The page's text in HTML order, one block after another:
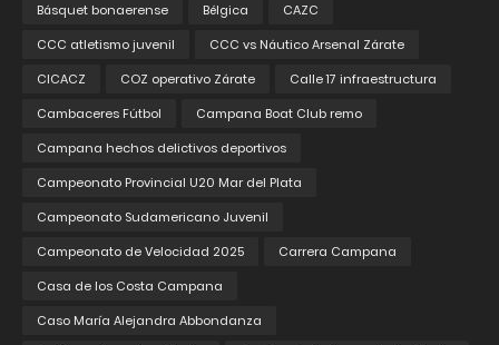
Básquet bonaerense
Bélgica
CAZC
CCC atletismo juvenil
CCC vs Náutico Arsenal Zárate
CICACZ
COZ operativo Zárate
Calle 17 infraestructura
Cambaceres Fútbol
Campana Boat Club remo
Campana hechos delictivos deportivos
Campeonato Provincial U20 Mar del Plata
Campeonato Sudamericano Juvenil
Campeonato de Velocidad 2025
Carrera Campana
Casa de los Costa Campana
Caso María Alejandra Abbondanza